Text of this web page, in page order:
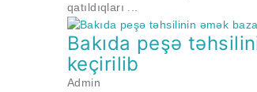
qatıldıqları ...
Bakıda peşə
keçirilib
Admin